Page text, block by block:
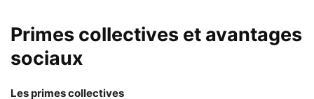
Primes collectives et avantages
sociaux
Les primes collectives